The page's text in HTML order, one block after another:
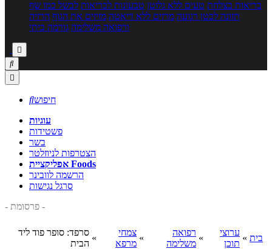
בריאות בצלחת טעים ללא גלוטן טבעונות לבריאות לבשל כמו שף
תזונה לבטן רגועה מרזים ללא דיאטה מזיזים את הגוף הרזיה
ורפואה משלימה גורמה ביתי



חיפוש
עוגיות
פשטידות
בשר
הצטרפות לניוזלטר
אפליקציית Foods
הרשמה לוובינר
סרגל נגישות
- פרסומת -
בית »
ערוצי
תוכן
»
רפואה
משלימה
»
צמחי
מרפא
»
סרפד: סופר פוד ליד
הבית